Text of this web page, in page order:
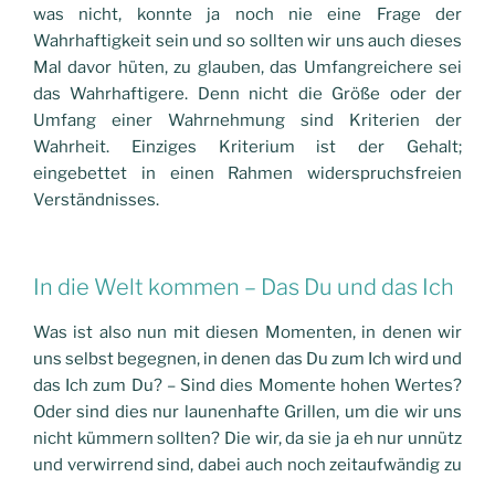
was nicht, konnte ja noch nie eine Frage der
Wahrhaftigkeit sein und so sollten wir uns auch dieses
Mal davor hüten, zu glauben, das Umfangreichere sei
das Wahrhaftigere. Denn nicht die Größe oder der
Umfang einer Wahrnehmung sind Kriterien der
Wahrheit. Einziges Kriterium ist der Gehalt;
eingebettet in einen Rahmen widerspruchsfreien
Verständnisses.
In die Welt kommen – Das Du und das Ich
Was ist also nun mit diesen Momenten, in denen wir
uns selbst begegnen, in denen das Du zum Ich wird und
das Ich zum Du? – Sind dies Momente hohen Wertes?
Oder sind dies nur launenhafte Grillen, um die wir uns
nicht kümmern sollten? Die wir, da sie ja eh nur unnütz
und verwirrend sind, dabei auch noch zeitaufwändig zu